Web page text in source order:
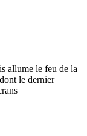
allume le feu de la
le dernier